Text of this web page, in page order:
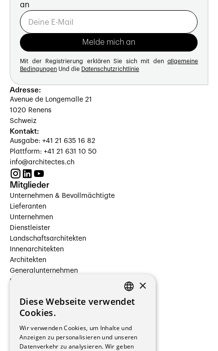
an
Mit der Registrierung erklären Sie sich mit den allgemeine
Bedingungen Und die Datenschutzrichtlinie
Adresse:
Avenue de Longemalle 21
1020 Renens
Schweiz
Kontakt:
Ausgabe: +41 21 635 16 82
Plattform: +41 21 631 10 50
info@architectes.ch
Mitglieder
Unternehmen & Bevollmächtigte
Lieferanten
Unternehmen
Dienstleister
Landschaftsarchitekten
Innenarchitekten
Architekten
Generalunternehmen
Beauftragte Unternehmen
Hersteller/Lieferanten
Bauherrschaften
Immobilienverwaltungsgesellschaften
Stockwerkeigentum
Reportagen
FRENCH
×
Diese Webseite verwendet
Cookies.
Wir verwenden Cookies, um Inhalte und
Anzeigen zu personalisieren und unseren
Datenverkehr zu analysieren. Wir geben